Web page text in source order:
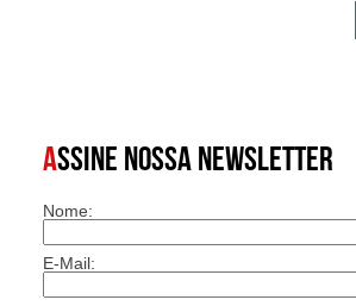
ASSINE NOSSA NEWSLETTER
Nome:
E-Mail: